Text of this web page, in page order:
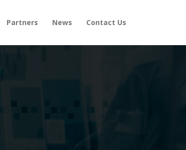
Partners News Contact Us